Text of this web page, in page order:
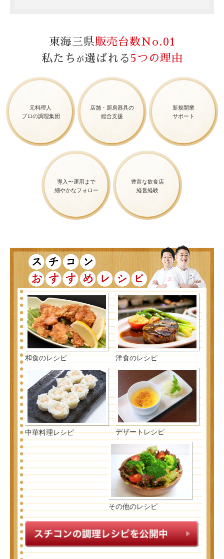
東海三県販売台数No.01
私たち が選ばれる5つの理由
元料理人
プロの調理集団
店舗・厨房器具の
総合支援
新規開業
サポート
導入〜運用まで
細やかなフォロー
豊富な飲食店
経営経験
和食のレシピ 洋食のレシピ
中華料理レシピ デザートレシピ
その他のレシピ